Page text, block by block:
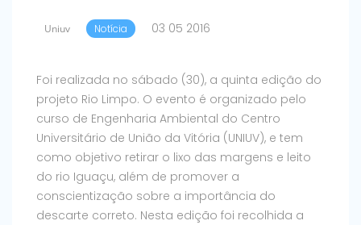
Uniuv Notícia 03 05 2016
Foi realizada no sábado (30), a quinta edição do
projeto Rio Limpo. O evento é organizado pelo
curso de Engenharia Ambiental do Centro
Universitário de União da Vitória (UNIUV), e tem
como objetivo retirar o lixo das margens e leito
do rio Iguaçu, além de promover a
conscientização sobre a importância do
descarte correto. Nesta edição foi recolhida a